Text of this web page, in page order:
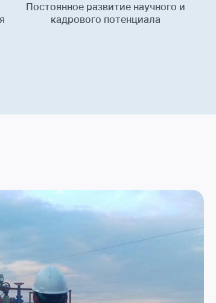
Постоянное развитие научного и
кадрового потенциала